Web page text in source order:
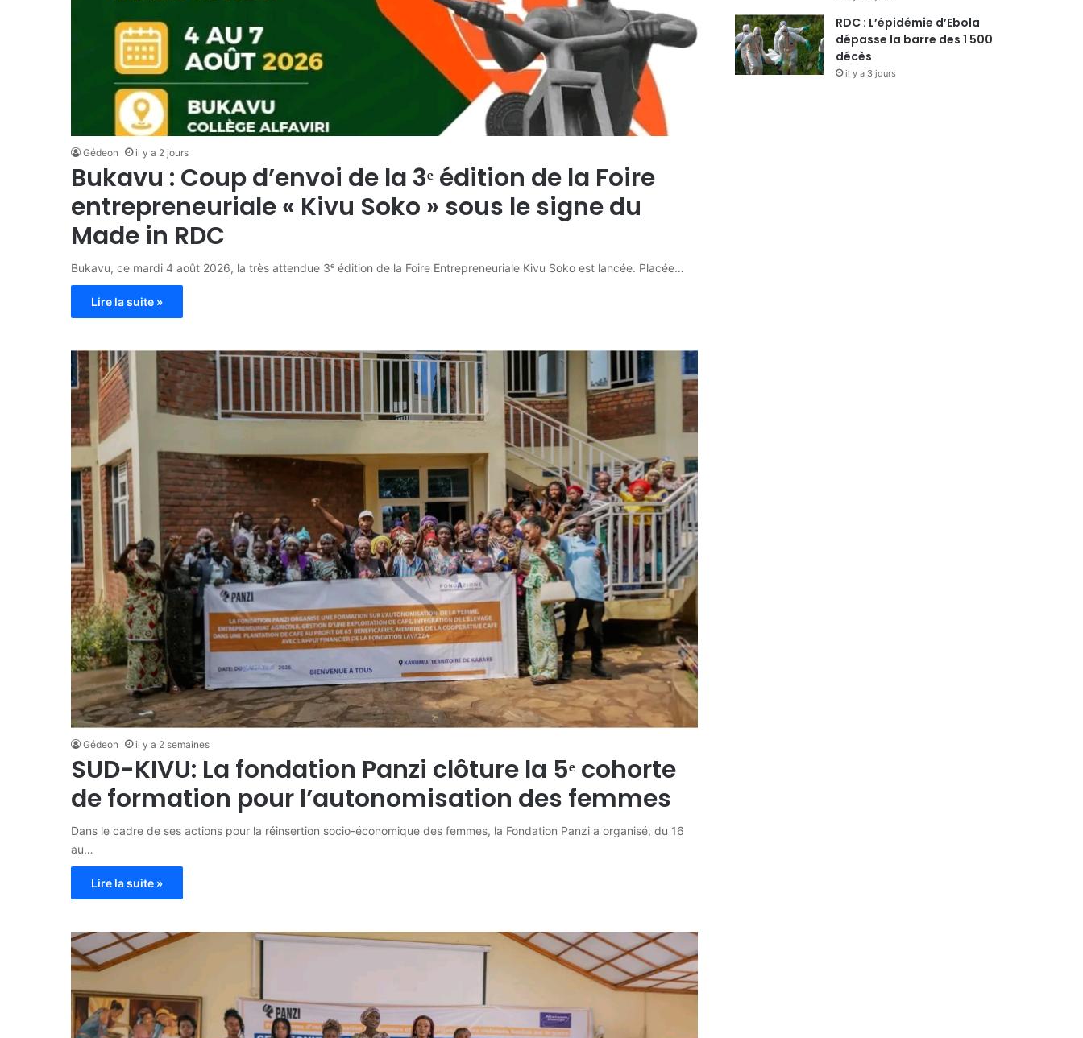
Gédeon il y a 2 jours
Bukavu : Coup d’envoi de la 3ᵉ édition de la Foire
entrepreneuriale « Kivu Soko » sous le signe du
Made in RDC
Bukavu, ce mardi 4 août 2026, la très attendue 3ᵉ édition de la Foire Entrepreneuriale Kivu Soko est lancée. Placée…
Lire la suite »
Gédeon il y a 2 semaines
SUD-KIVU: La fondation Panzi clôture la 5ᵉ cohorte
de formation pour l’autonomisation des femmes
Dans le cadre de ses actions pour la réinsertion socio-économique des femmes, la Fondation Panzi a organisé, du 16
au…
Lire la suite »
RDC : L’épidémie d’Ebola
dépasse la barre des 1 500
décès
il y a 3 jours